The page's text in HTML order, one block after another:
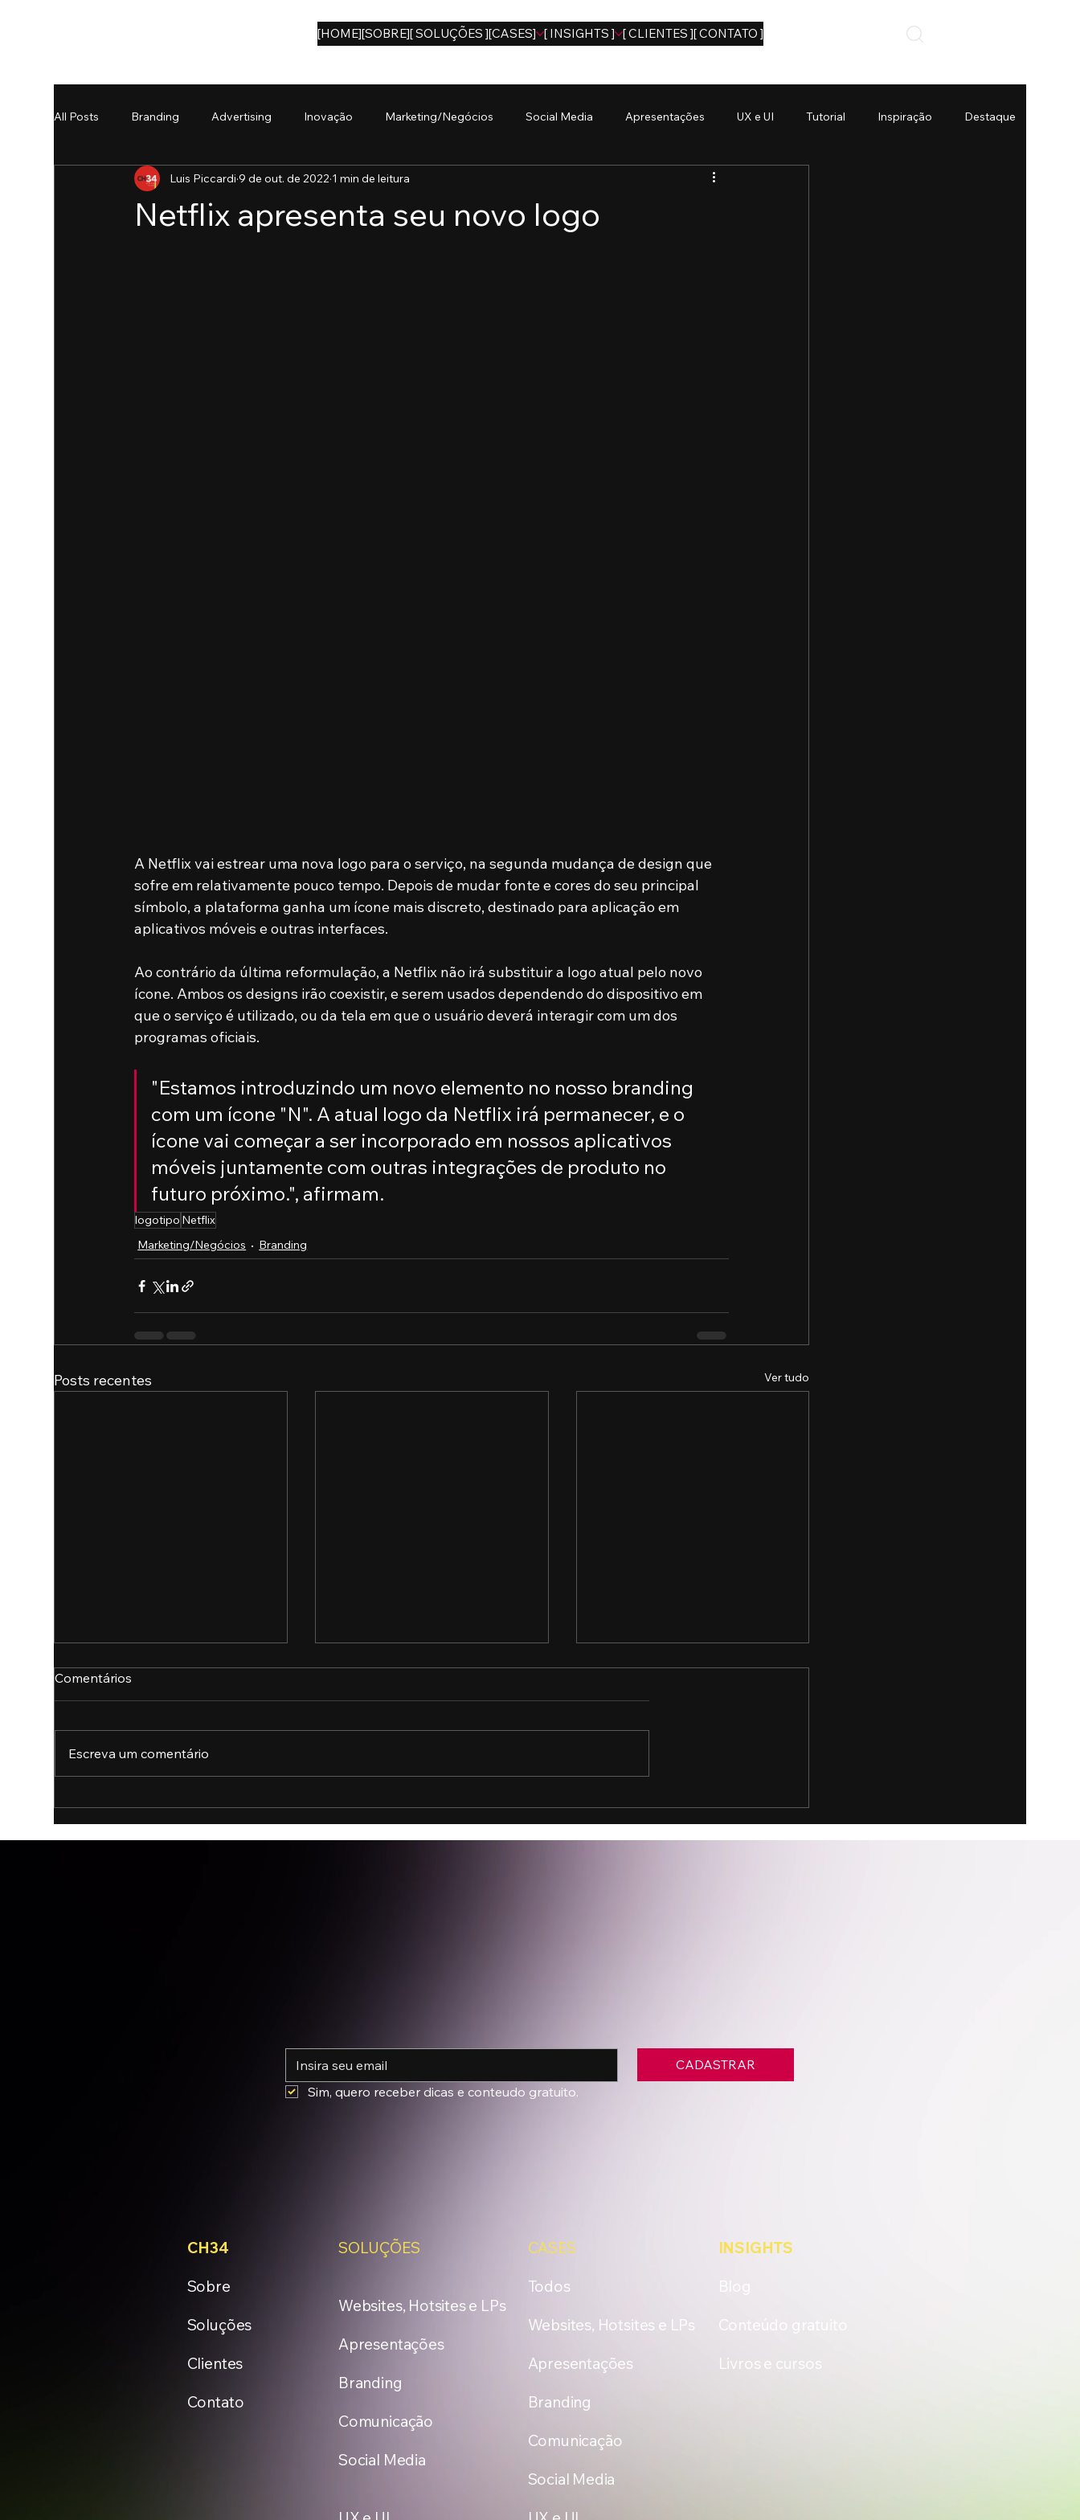
[HOME][SOBRE][ SOLUÇÕES ][CASES] [ INSIGHTS ] [ CLIENTES ][ CONTATO ]
All Posts Branding Advertising Inovação Marketing/Negócios Social Media Apresentações UX e UI Tutorial Inspiração Destaque
eBooks IA
Netflix apresenta seu novo logo
Luis Piccardi 9 de out. de 2022 1 min de leitura
A Netflix vai estrear uma nova logo para o serviço, na segunda mudança de design que
sofre em relativamente pouco tempo. Depois de mudar fonte e cores do seu principal
símbolo, a plataforma ganha um ícone mais discreto, destinado para aplicação em
aplicativos móveis e outras interfaces.
Ao contrário da última reformulação, a Netflix não irá substituir a logo atual pelo novo
ícone. Ambos os designs irão coexistir, e serem usados dependendo do dispositivo em
que o serviço é utilizado, ou da tela em que o usuário deverá interagir com um dos
programas oficiais.
"Estamos introduzindo um novo elemento no nosso branding
com um ícone "N". A atual logo da Netflix irá permanecer, e o
ícone vai começar a ser incorporado em nossos aplicativos
móveis juntamente com outras integrações de produto no
futuro próximo.", afirmam.
logotipo Netflix
Marketing/Negócios
Branding
Posts recentes Ver tudo
artificial no marketing sem
deixar sua marca com cara
produtos de luxo
mais convertem em
campanhas digitais
Comentários
Escreva um comentário
CADASTRAR
Sim, quero receber dicas e conteudo gratuito.
CH34
Sobre
Soluções
Clientes
Contato
SOLUÇÕES
Websites, Hotsites e LPs
Apresentações
Branding
Comunicação
Social Media
CASES
Todos
Websites, Hotsites e LPs
Apresentações
Branding
Comunicação
Social Media
INSIGHTS
Blog
Conteúdo gratuito
Livros e cursos